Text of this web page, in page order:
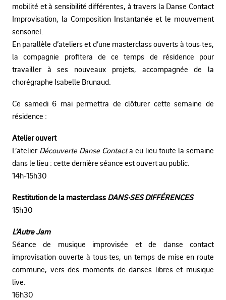
mobilité et à sensibilité différentes, à travers la Danse Contact
Improvisation, la Composition Instantanée et le mouvement
sensoriel.
En parallèle d’ateliers et d’une masterclass ouverts à tous·tes,
la compagnie profitera de ce temps de résidence pour
travailler à ses nouveaux projets, accompagnée de la
chorégraphe Isabelle Brunaud.
Ce samedi 6 mai permettra de clôturer cette semaine de
résidence :
Atelier ouvert
L’atelier Découverte Danse Contacta eu lieu toute la semaine
dans le lieu : cette dernière séance est ouvert au public.
14h-15h30
Restitution de la masterclass DANS·SES DIFFÉRENCES
15h30
L’Autre Jam
Séance de musique improvisée et de danse contact
improvisation ouverte à tous·tes, un temps de mise en route
commune, vers des moments de danses libres et musique
live.
16h30